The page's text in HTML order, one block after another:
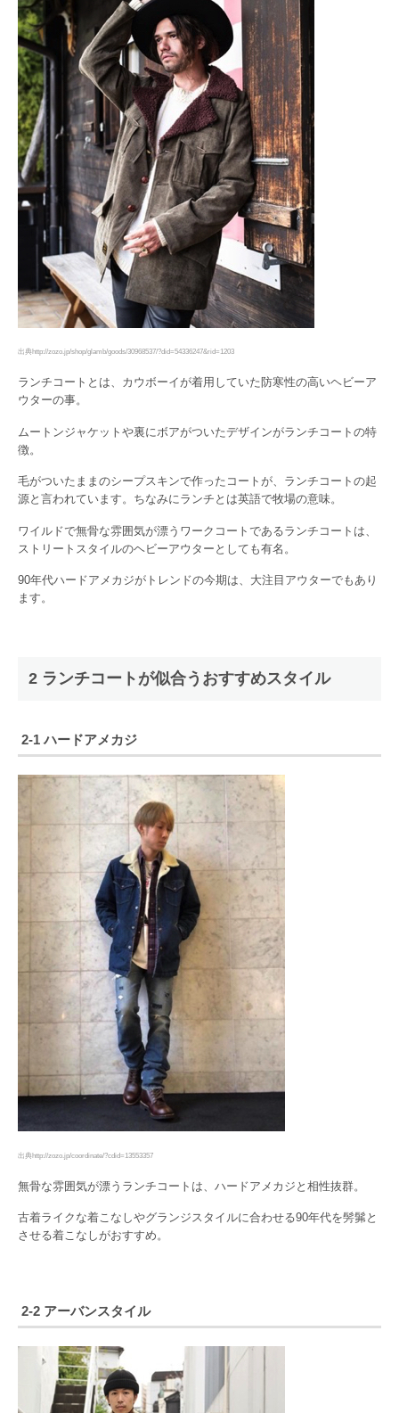
出典http://zozo.jp/shop/glamb/goods/30968537/?did=54336247&rid=1203
ランチコートとは、カウボーイが着用していた防寒性の高いヘビーア
ウターの事。
ムートンジャケットや裏にボアがついたデザインがランチコートの特
徴。
毛がついたままのシープスキンで作ったコートが、ランチコートの起
源と言われています。ちなみにランチとは英語で牧場の意味。
ワイルドで無骨な雰囲気が漂うワークコートであるランチコートは、
ストリートスタイルのヘビーアウターとしても有名。
90年代ハードアメカジがトレンドの今期は、大注目アウターでもあり
ます。
2 ランチコートが似合うおすすめスタイル
2-1 ハードアメカジ
出典http://zozo.jp/coordinate/?cdid=13553357
無骨な雰囲気が漂うランチコートは、ハードアメカジと相性抜群。
古着ライクな着こなしやグランジスタイルに合わせる90年代を髣髴と
させる着こなしがおすすめ。
2-2 アーバンスタイル